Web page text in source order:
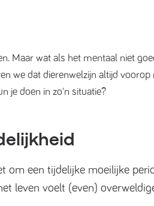
Maar wat als het mentaal niet
we dat dierenwelzijn altijd
je doen in zo'n situatie?
een tijdelijke moeilijke
leven voelt (even)